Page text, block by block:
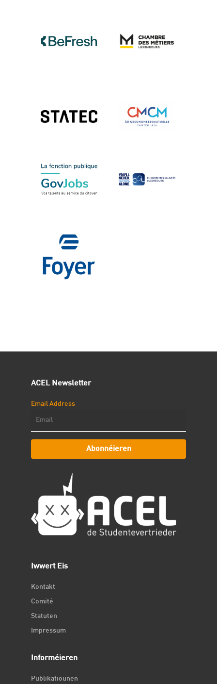
ACEL Newsletter
Email Address
Abonnéieren
Iwwert Eis
Kontakt
Comité
Statuten
Impressum
Informéieren
Publikatiounen